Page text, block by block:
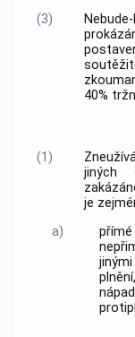
(3)
40%
(1)
jiných
je
a)